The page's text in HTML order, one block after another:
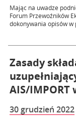
Mając na uwadze
Forum Przewoźników
dokonywania opisów w
Zasady
AIS/IMPORT
30 grudzień 2022